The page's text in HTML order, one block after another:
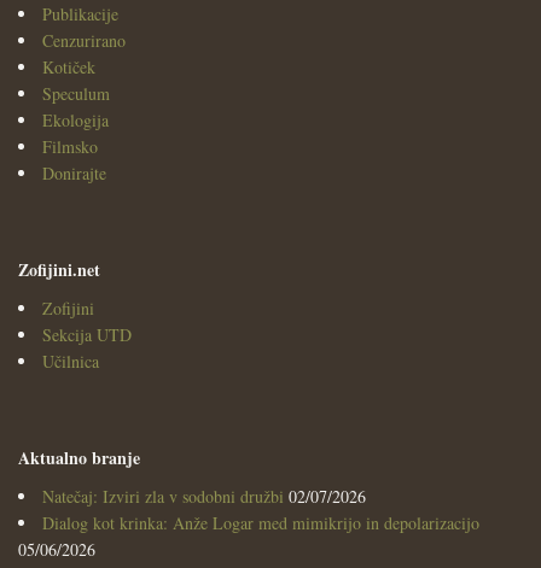
Publikacije
Cenzurirano
Kotiček
Speculum
Ekologija
Filmsko
Donirajte
Zofijini.net
Zofijini
Sekcija UTD
Učilnica
Aktualno branje
Natečaj: Izviri zla v sodobni družbi 02/07/2026
Dialog kot krinka: Anže Logar med mimikrijo in depolarizacijo
05/06/2026